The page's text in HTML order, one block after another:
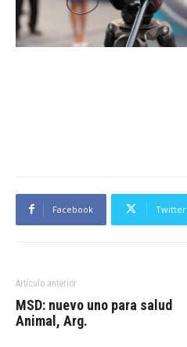
Facebook Twitter
Artículo anterior
MSD: nuevo uno para salud
Animal, Arg.